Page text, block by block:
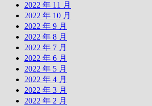
2022 年 11 月
2022 年 10 月
2022 年 9 月
2022 年 8 月
2022 年 7 月
2022 年 6 月
2022 年 5 月
2022 年 4 月
2022 年 3 月
2022 年 2 月